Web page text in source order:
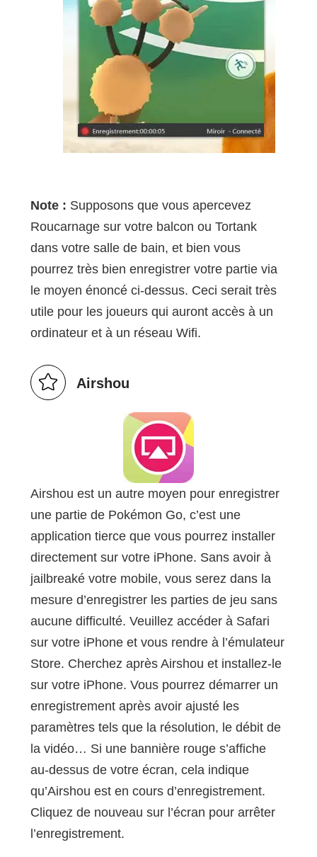
Note : Supposons que vous apercevez
Roucarnage sur votre balcon ou Tortank
dans votre salle de bain, et bien vous
pourrez très bien enregistrer votre partie via
le moyen énoncé ci-dessus. Ceci serait très
utile pour les joueurs qui auront accès à un
ordinateur et à un réseau Wifi.
Airshou
Airshou est un autre moyen pour enregistrer
une partie de Pokémon Go, c’est une
application tierce que vous pourrez installer
directement sur votre iPhone. Sans avoir à
jailbreaké votre mobile, vous serez dans la
mesure d’enregistrer les parties de jeu sans
aucune difficulté. Veuillez accéder à Safari
sur votre iPhone et vous rendre à l’émulateur
Store. Cherchez après Airshou et installez-le
sur votre iPhone. Vous pourrez démarrer un
enregistrement après avoir ajusté les
paramètres tels que la résolution, le débit de
la vidéo… Si une bannière rouge s’affiche
au-dessus de votre écran, cela indique
qu’Airshou est en cours d’enregistrement.
Cliquez de nouveau sur l’écran pour arrêter
l’enregistrement.